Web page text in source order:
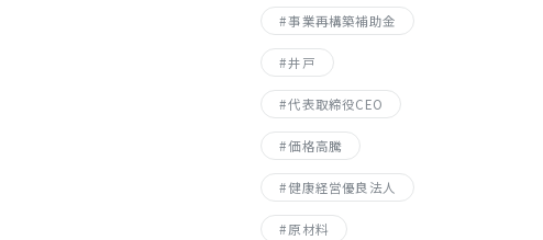
事業再構築補助金
井戸
代表取締役CEO
価格高騰
健康経営優良法人
原材料